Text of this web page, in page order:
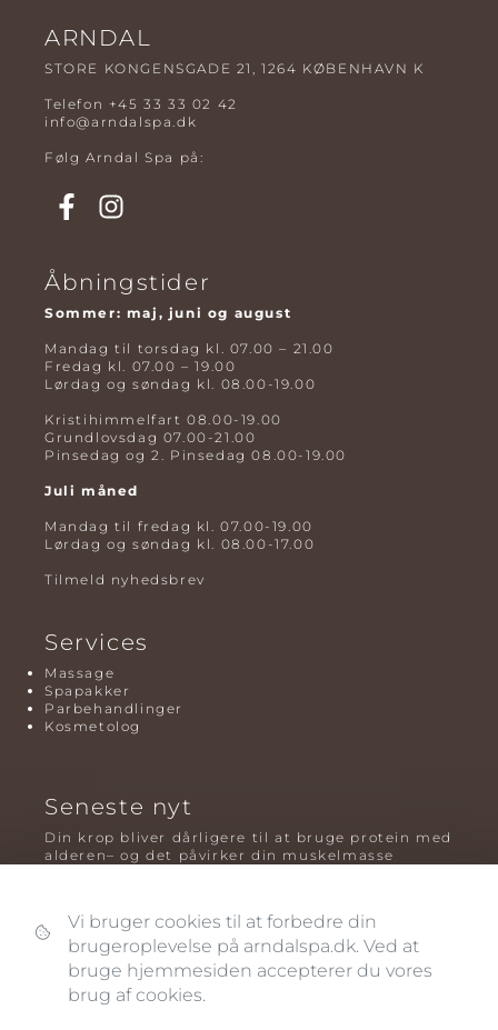
ARNDAL
STORE KONGENSGADE 21, 1264 KØBENHAVN K
Telefon +45 33 33 02 42
info@arndalspa.dk
Følg Arndal Spa på:
Åbningstider
Sommer: maj, juni og august
Mandag til torsdag kl. 07.00 – 21.00
Fredag kl. 07.00 – 19.00
Lørdag og søndag kl. 08.00-19.00
Kristihimmelfart 08.00-19.00
Grundlovsdag 07.00-21.00
Pinsedag og 2. Pinsedag 08.00-19.00
Juli måned
Mandag til fredag kl. 07.00-19.00
Lørdag og søndag kl. 08.00-17.00
Tilmeld nyhedsbrev
Services
Massage
Spapakker
Parbehandlinger
Kosmetolog
Seneste nyt
Din krop bliver dårligere til at bruge protein med
alderen– og det påvirker din muskelmasse
Plyometrisk træning: hvorfor hop kan være noget
af det mest oversete for knogler og power – før
og efter overgangsalderen
Vi bruger cookies til at forbedre din
brugeroplevelse på arndalspa.dk. Ved at
bruge hjemmesiden accepterer du vores
brug af cookies.